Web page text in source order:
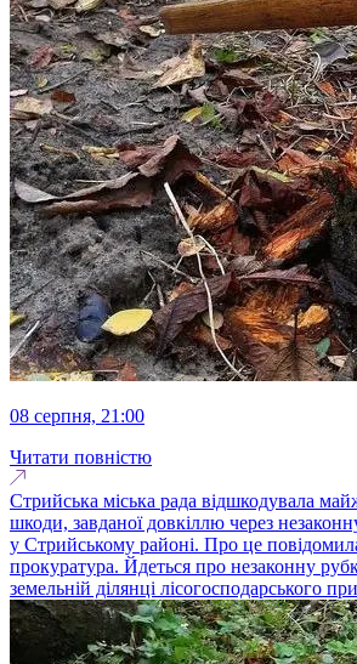
08 серпня, 21:00
Читати повністю
Стрийська міська рада відшкодувала
шкоди, завданої довкіллю через
у Стрийському районі. Про це
прокуратура. Йдеться про незаконну
земельній ділянці лісогосподарського